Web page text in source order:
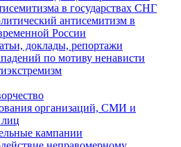
в государствах СНГ
антисемитизм в
России
доклады, репортажи
по мотиву ненависти
организаций, СМИ и
кампании